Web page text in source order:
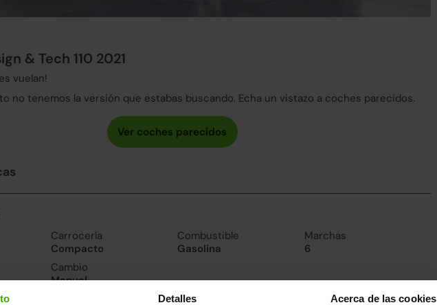
Detalles Acerca de las cookies
& Tech 110 2021
vuelan!
no tenemos la versión que estabas buscando. Echa un vistazo a coches parecidos.
Carrocería
Compacto
Combustible
Gasolina
Marchas
6
Cambio
Manual